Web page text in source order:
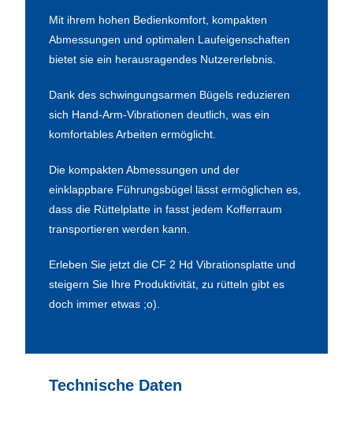
Mit ihrem hohen Bedienkomfort, kompakten
Abmessungen und optimalen Laufeigenschaften
bietet sie ein herausragendes Nutzererlebnis.
Dank des schwingungsarmen Bügels reduzieren
sich Hand-Arm-Vibrationen deutlich, was ein
komfortables Arbeiten ermöglicht.
Die kompakten Abmessungen und der
einklappbare Führungsbügel lässt ermöglichen es,
dass die Rüttelplatte in fasst jedem Kofferraum
transportieren werden kann.
Erleben Sie jetzt die CF 2 Hd Vibrationsplatte und
steigern Sie Ihre Produktivität, zu rütteln gibt es
doch immer etwas ;o).
Technische Daten